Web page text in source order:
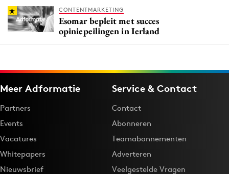
CONTENTMARKETING
Esomar bepleit met succes
opiniepeilingen in Ierland
Meer Adformatie
Partners
Events
Vacatures
Whitepapers
Nieuwsbrief
Service & Contact
Contact
Abonneren
Teamabonnementen
Adverteren
Veelgestelde Vragen